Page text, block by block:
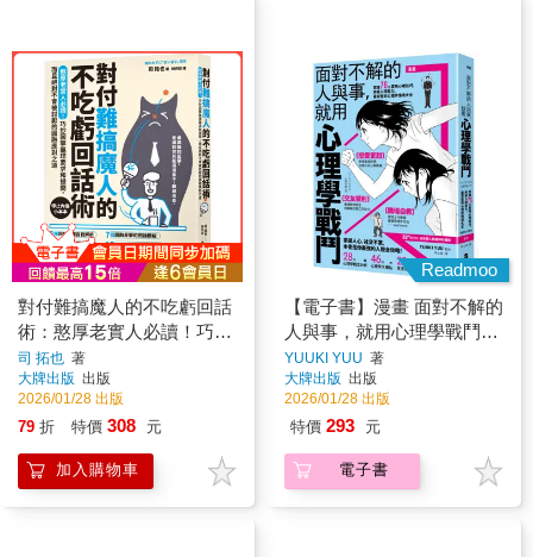
對付難搞魔人的不吃虧回話
術：憨厚老實人必讀！巧妙
回擊無理要求和提問，而且
絕對不會被討厭的圓融應對
之道【停止內傷小本本】
司 拓也 著
大牌出版 出版
2026/01/28 出版
79 折 特價 308 元
加入購物車
Readmoo
【電子書】漫畫 面對不解的
人與事，就用心理學戰鬥
【暢銷紀念版】
YUUKI YUU 著
大牌出版 出版
2026/01/28 出版
特價 293 元
電子書